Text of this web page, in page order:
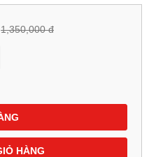
1,350,000 đ
HÀNG